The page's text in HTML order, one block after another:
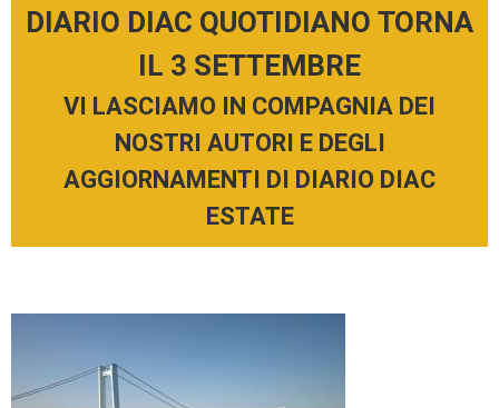
DIARIO DIAC QUOTIDIANO TORNA
IL 3 SETTEMBRE
VI LASCIAMO IN COMPAGNIA DEI
NOSTRI AUTORI E DEGLI
AGGIORNAMENTI DI DIARIO DIAC
ESTATE